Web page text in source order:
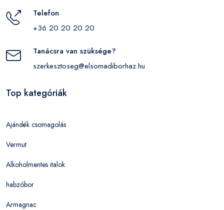
Telefon
+36 20 20 20 20
Tanácsra van szüksége?
szerkesztoseg@elsomadiborhaz.hu
Top kategóriák
Ajándék csomagolás
Vermut
Alkoholmentes italok
habzóbor
Armagnac